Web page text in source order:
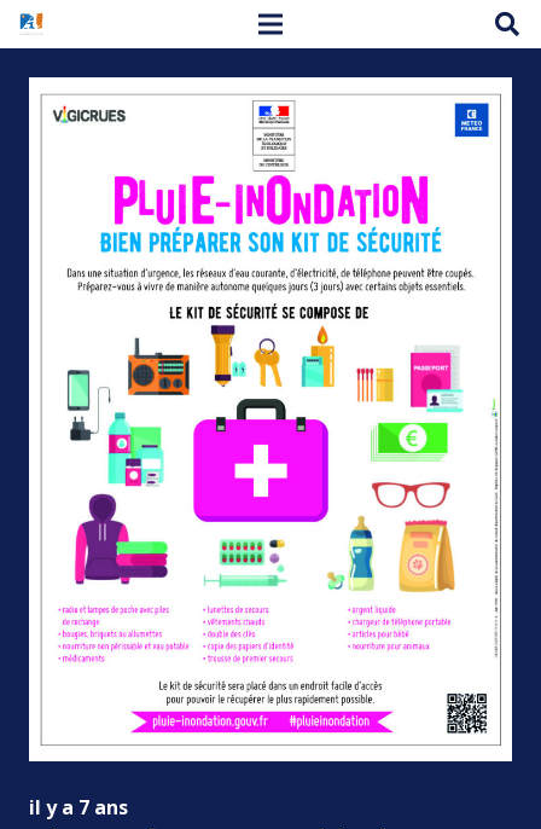
il y a 7 ans